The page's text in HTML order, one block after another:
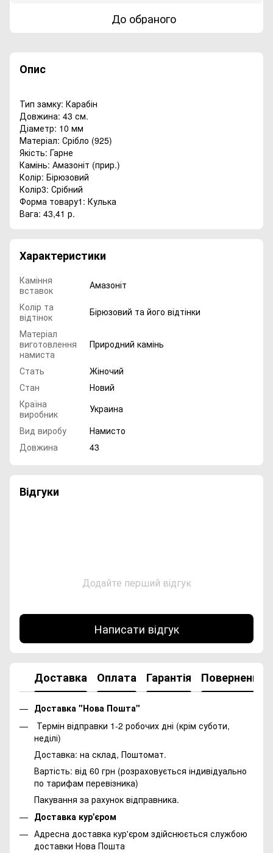
До обраного
Опис
Тип замку: Карабін
Довжина: 43 см.
Діаметр: 10 мм
Матеріал: Срібло (925)
Якість: Гарне
Камінь: Амазоніт (прир.)
Колір: Бірюзовий
Колір3: Срібний
Форма товару1: Кулька
Вага: 43,41 р.
Характеристики
Каміння
вставок
Амазоніт
Колір та
відтінок
Бірюзовий та його відтінки
Матеріал
виготовлення
намиста
Природний камінь
Стать
Жіночий
Стан
Новий
Країна
виробник
Украина
Вид виробу
Намисто
Довжина
43
Відгуки
Додайте перший відгук
Написати відгук
Доставка Оплата Гарантія Повернення
Доставка "Нова Пошта"
Термін відправки 1-2 робочих дні (крім суботи,
неділі)
Доставка: на склад, Поштомат.
Вартість: від 60 грн (розраховується індивідуально
по тарифам перевізника)
Пакування за рахунок відправника.
Доставка кур'єром
Адресна доставка кур'єром здійснюється службою
доставки Нова Пошта